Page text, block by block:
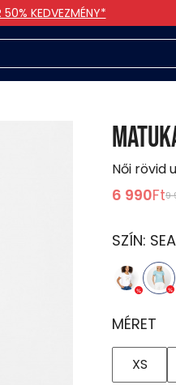
KEDVEZMÉNY*
Női rövid
6 990Ft9
SZÍN: SEA
MÉRET
XS